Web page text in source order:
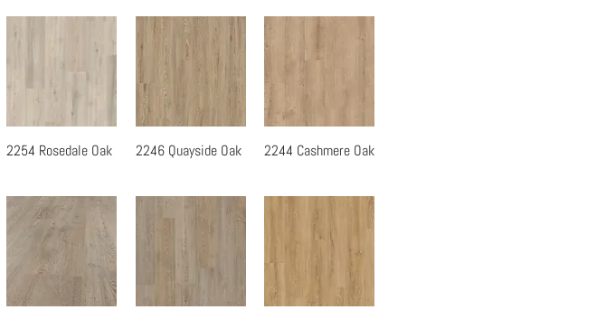
快速瀏覽
2254 Rosedale Oak 快速瀏覽
2246 Quayside Oak 快速瀏覽
2244 Cashmere Oak